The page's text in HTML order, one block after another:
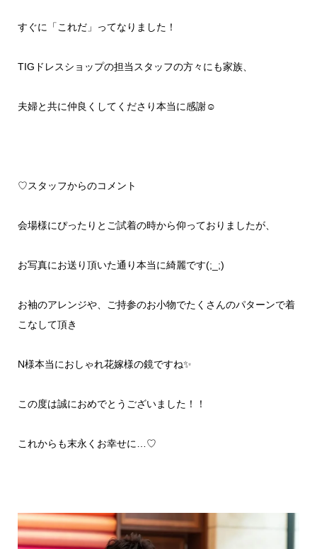
すぐに「これだ」ってなりました！
TIGドレスショップの担当スタッフの方々にも家族、
夫婦と共に仲良くしてくださり本当に感謝☺
♡スタッフからのコメント
会場様にぴったりとご試着の時から仰っておりましたが、
お写真にお送り頂いた通り本当に綺麗です(;_;)
お袖のアレンジや、ご持参のお小物でたくさんのパターンで着
こなして頂き
N様本当におしゃれ花嫁様の鏡ですね✨
この度は誠におめでとうございました！！
これからも末永くお幸せに…♡